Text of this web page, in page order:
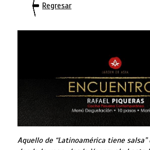
Regresar
Aquello de “Latinoamérica tiene salsa”